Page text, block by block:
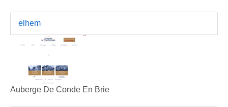
elhem
Auberge De Conde En Brie